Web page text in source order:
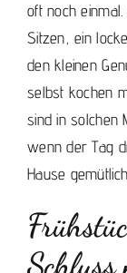
oft noch
Sitzen, ein
den kleinen
selbst kochen
sind in solchen
wenn der Tag
Hause
Schluss